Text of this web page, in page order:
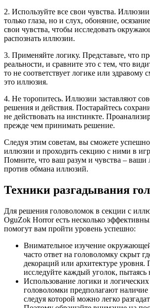
2. Используйте все свои чувства.
только глаза, но и слух, обоняние,
свои чувства, чтобы исследовать
распознать иллюзии.
3. Применяйте логику. Представьте, что
реальности, и сравните это с тем, что
то не соответствует логике или здравому
это иллюзия.
4. Не торопитесь. Иллюзии заставляют
решения и действия. Постарайтесь
не действовать на инстинкте.
прежде чем принимать решение.
Следуя этим советам, вы сможете успешно
иллюзии и проходить секцию с ними в
Помните, что ваш разум и чувства –
против обмана иллюзий.
Техники разгадывания
Для решения головоломок в секции с
OguZok Horror есть несколько
помогут вам пройти уровень успешно:
Внимательное изучение
часто ответ на головоломку скрыт
декораций или архитектуре
исследуйте каждый уголок, пытаясь
Использование логики и
головоломки предполагают
следуя которой можно легко